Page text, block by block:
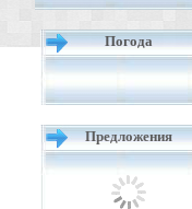
Погода
Предложения